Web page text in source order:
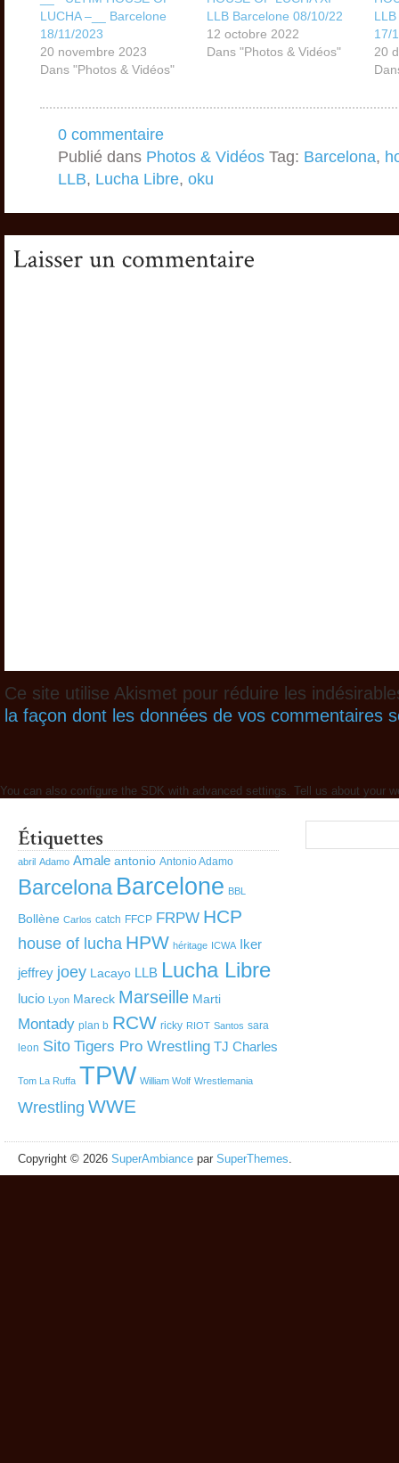
LUCHA –__ Barcelone
18/11/2023
20 novembre 2023
Dans "Photos & Vidéos"
LLB Barcelone 08/10/22
12 octobre 2022
Dans "Photos & Vidéos"
17/
20
0 commentaire
Publié dans Photos & Vidéos Tag: Barcelona,
LLB, Lucha Libre, oku
Ce site utilise Akismet pour réduire les
la façon dont les données de vos commentaires
You can also configure the SDK with advanced settings. Tell us about your
abril Adamo Amale antonio Antonio Adamo
Barcelona Barcelone BBL
Bollène Carlos catch FFCP FRPW HCP
house of lucha HPW héritage ICWA Iker
jeffrey joey Lacayo LLB Lucha Libre
lucio Lyon Mareck Marseille Marti
Montady plan b RCW ricky RIOT Santos sara
leon Sito Tigers Pro Wrestling TJ Charles
Tom La Ruffa TPW William Wolf Wrestlemania
Wrestling WWE
Copyright © 2026 SuperAmbiance par SuperThemes